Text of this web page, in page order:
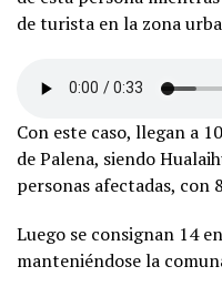
de turista en la zona
Con este caso, llegan a
de Palena, siendo
personas afectadas, con
Luego se consignan 14
manteniéndose la